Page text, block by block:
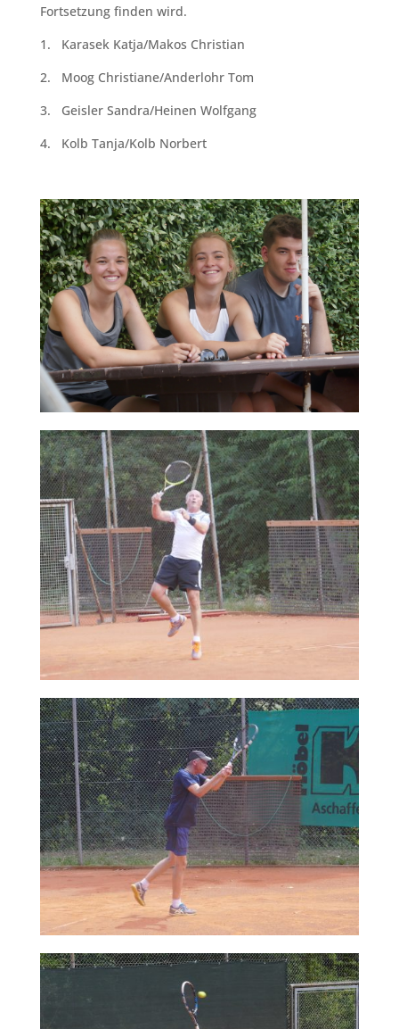
Fortsetzung finden wird.
1. Karasek Katja/Makos Christian
2. Moog Christiane/Anderlohr Tom
3. Geisler Sandra/Heinen Wolfgang
4. Kolb Tanja/Kolb Norbert